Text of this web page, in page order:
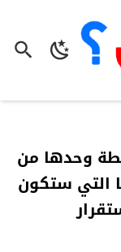
وحدها من
التي ستكون